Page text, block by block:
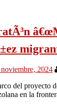
2024
del proyecto
en la